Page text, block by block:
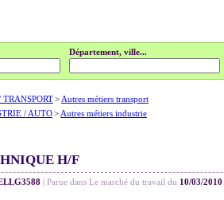
Département, ville...
> Autres métiers transport
/ AUTO> Autres métiers industrie
H/F
| Parue dans Le marché du travail du 10/03/2010